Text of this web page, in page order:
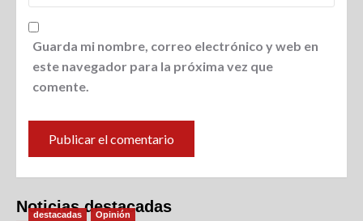
Guarda mi nombre, correo electrónico y web en
este navegador para la próxima vez que
comente.
Noticias destacadas
destacadas Opinión